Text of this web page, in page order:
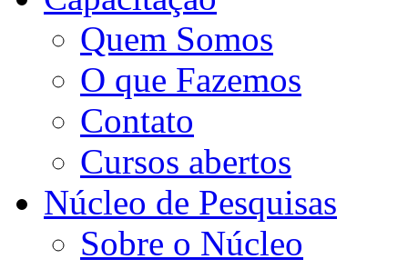
Quem Somos
O que Fazemos
Contato
Cursos abertos
Núcleo de Pesquisas
Sobre o Núcleo